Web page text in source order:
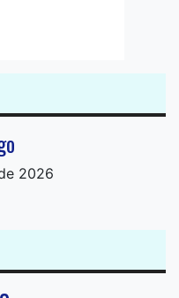
2026